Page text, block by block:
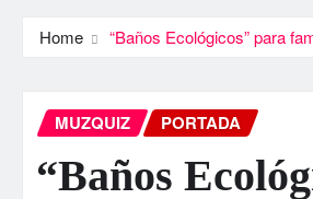
Home “Baños Ecológicos” para
MUZQUIZ PORTADA
“Baños